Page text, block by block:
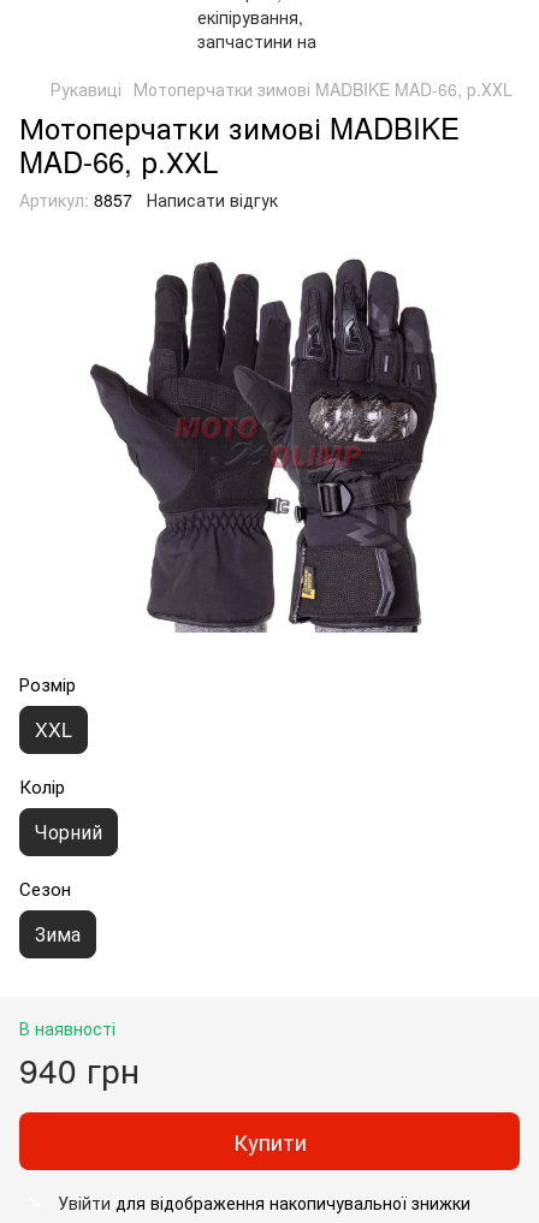
Рукавиці Мотоперчатки зимові MADBIKE MAD-66, р.ХХL
Мотоперчатки зимові MADBIKE
MAD-66, р.ХХL
Артикул: 8857 Написати відгук
Розмір
XXL
Колір
Чорний
Сезон
Зима
В наявності
940 грн
Купити
Увійти для відображення накопичувальної знижки